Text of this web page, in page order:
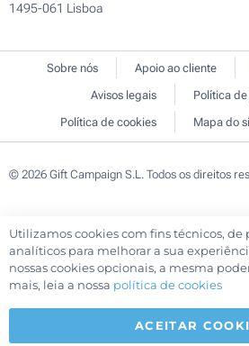
1495-061 Lisboa
Sobre nós Apoio ao cliente
Avisos legais
Política
Política de cookies
Mapa do
© 2026 Gift Campaign S.L. Todos os direitos
Utilizamos cookies com fins técnicos, de
analíticos para melhorar a sua
nossas cookies opcionais, a mesma
mais, leia a nossa política de cookies
ACEITAR